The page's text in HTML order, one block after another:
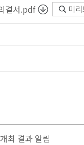
결서.pdf 미
최 결과 알림